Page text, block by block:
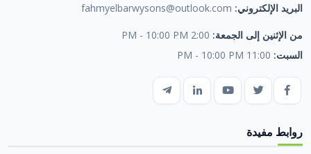
البريد الإلكتروني: fahmyelbarwysons@outlook.com
من الإثنين إلى الجمعة: 2:00 PM - 10:00 PM
السبت: 11:00 PM - 10:00 PM
روابط مفيدة